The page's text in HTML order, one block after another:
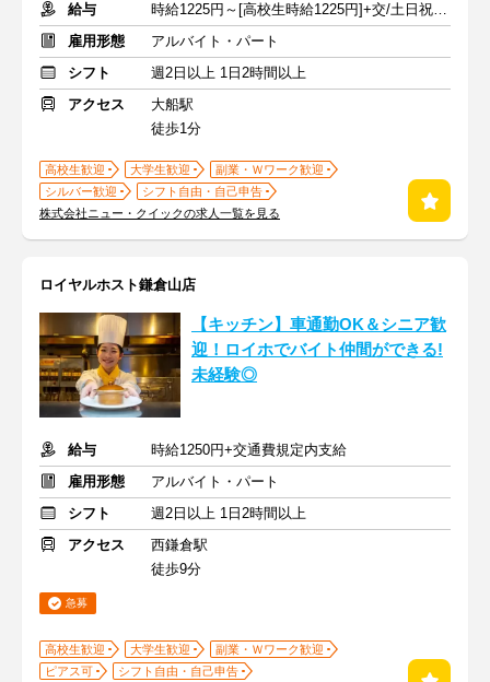
給与
時給1225円～[高校生時給1225円]+交/土日祝+50円,17時以降+50円
雇用形態
アルバイト・パート
シフト
週2日以上 1日2時間以上
アクセス
大船駅
徒歩1分
高校生歓迎 大学生歓迎
副業・Ｗワーク歓迎
シルバー歓迎
シフト自由・自己申告
株式会社ニュー・クイックの求人一覧を見る
ロイヤルホスト鎌倉山店
【キッチン】車通勤OK＆シニア歓
迎！ロイホでバイト仲間ができる!
未経験◎
給与
時給1250円+交通費規定内支給
雇用形態
アルバイト・パート
シフト
週2日以上 1日2時間以上
アクセス
西鎌倉駅
徒歩9分
急募
高校生歓迎 大学生歓迎
副業・Ｗワーク歓迎
ピアス可
シフト自由・自己申告